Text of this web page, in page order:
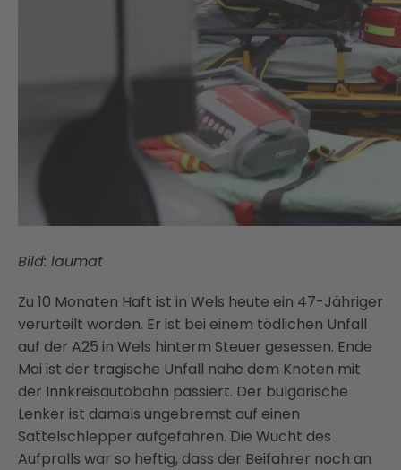
Bild: laumat
Zu 10 Monaten Haft ist in Wels heute ein 47-Jähriger
verurteilt worden. Er ist bei einem tödlichen Unfall
auf der A25 in Wels hinterm Steuer gesessen. Ende
Mai ist der tragische Unfall nahe dem Knoten mit
der Innkreisautobahn passiert. Der bulgarische
Lenker ist damals ungebremst auf einen
Sattelschlepper aufgefahren. Die Wucht des
Aufpralls war so heftig, dass der Beifahrer noch an